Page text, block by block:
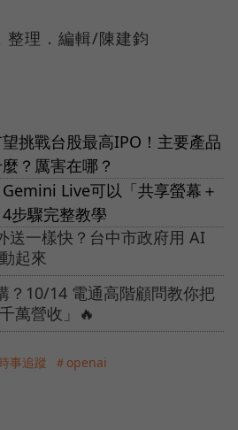
整理．編輯/陳建鈞
挑戰台股最高IPO！主要產品
？厲害在哪？
Live可以「共享螢幕＋
步驟完整教學
送一樣快？台中市政府用 AI
起來
？10/14 電通高階顧問教你把
萬營收」🔥
事追蹤 ＃openai